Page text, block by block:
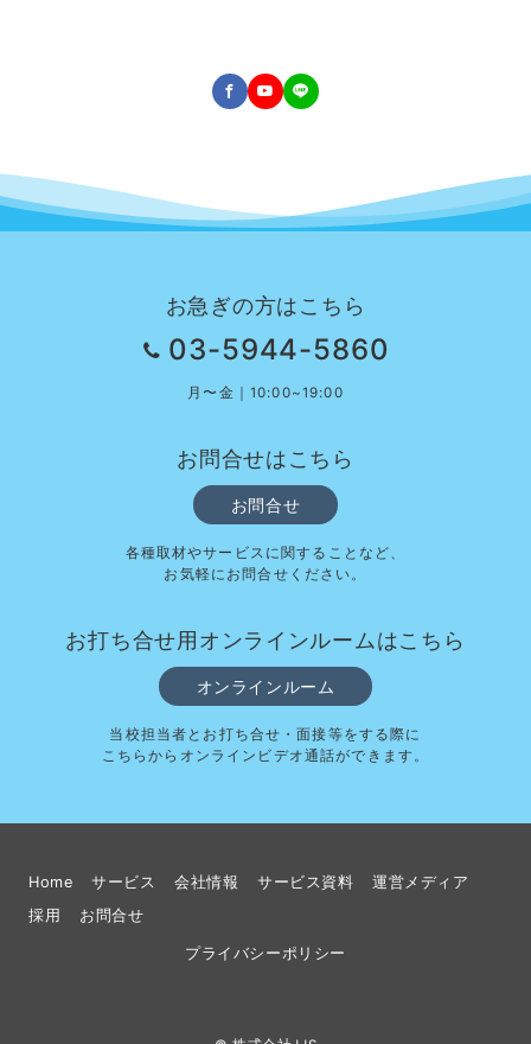
お急ぎの方はこちら
03-5944-5860
月〜金｜10:00~19:00
お問合せはこちら
お問合せ
各種取材やサービスに関することなど、
お気軽にお問合せください。
お打ち合せ用オンラインルームはこちら
オンラインルーム
当校担当者とお打ち合せ・面接等をする際に
こちらからオンラインビデオ通話ができます。
Home サービス 会社情報 サービス資料
運営メディア
採用
お問合せ
プライバシーポリシー